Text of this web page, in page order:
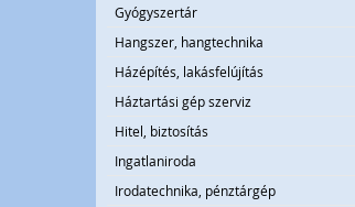
Gyógyszertár
Hangszer, hangtechnika
Házépítés, lakásfelújítás
Háztartási gép szerviz
Hitel, biztosítás
Ingatlaniroda
Irodatechnika, pénztárgép